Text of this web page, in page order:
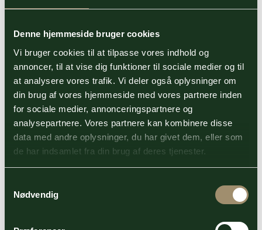
Denne hjemmeside bruger cookies
Vi bruger cookies til at tilpasse vores indhold og
annoncer, til at vise dig funktioner til sociale medier og til
at analysere vores trafik. Vi deler også oplysninger om
din brug af vores hjemmeside med vores partnere inden
for sociale medier, annonceringspartnere og
analysepartnere. Vores partnere kan kombinere disse
data med andre oplysninger, du har givet dem, eller som
de har indsamlet fra din brug af deres tjenester.
Nødvendig
Instagram